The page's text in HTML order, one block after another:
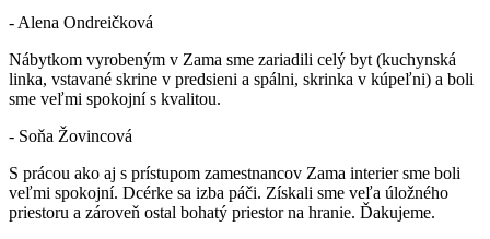
- Alena Ondreičková
Nábytkom vyrobeným v Zama sme zariadili celý byt (kuchynská
linka, vstavané skrine v predsieni a spálni, skrinka v kúpeľni) a boli
sme veľmi spokojní s kvalitou.
- Soňa Žovincová
S prácou ako aj s prístupom zamestnancov Zama interier sme boli
veľmi spokojní. Dcérke sa izba páči. Získali sme veľa úložného
priestoru a zároveň ostal bohatý priestor na hranie. Ďakujeme.